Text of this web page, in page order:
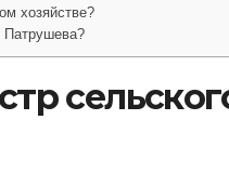
хозяйстве?
Патрушева?